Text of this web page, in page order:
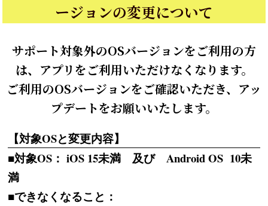
ージョンの変更について
サポート対象外のOSバージョンをご利用の方
は、アプリをご利用いただけなくなります。
ご利用のOSバージョンをご確認いただき、アッ
プデートをお願いいたします。
【対象OSと変更内容】
■対象OS： iOS 15未満 及び Android OS 10未
満
■できなくなること：